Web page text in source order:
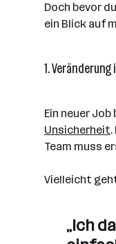
Doch bevor
ein Blick auf
1.
Ein neuer
Unsicherheit
Team muss
Vielleicht
„Ich